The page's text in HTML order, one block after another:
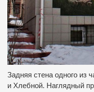
Задняя стена одного из
и Хлебной. Наглядный